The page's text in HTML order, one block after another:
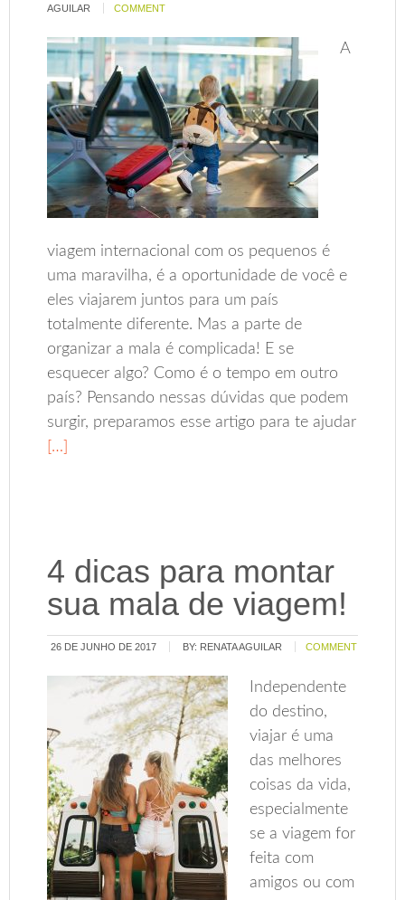
AGUILAR
COMMENT
A
viagem internacional com os pequenos é
uma maravilha, é a oportunidade de você e
eles viajarem juntos para um país
totalmente diferente. Mas a parte de
organizar a mala é complicada! E se
esquecer algo? Como é o tempo em outro
país? Pensando nessas dúvidas que podem
surgir, preparamos esse artigo para te ajudar
[…]
4 dicas para montar
sua mala de viagem!
26 DE JUNHO DE 2017 BY: RENATA AGUILAR COMMENT
Independente
do destino,
viajar é uma
das melhores
coisas da vida,
especialmente
se a viagem for
feita com
amigos ou com